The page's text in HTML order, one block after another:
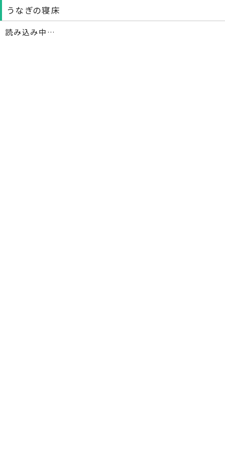
うなぎの寝床
読み込み中…